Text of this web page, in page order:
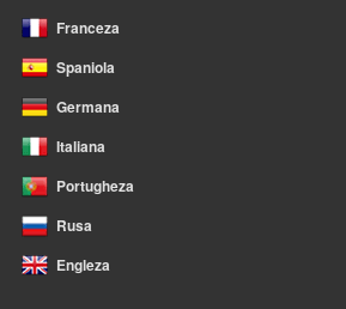
Franceza
Spaniola
Germana
Italiana
Portugheza
Rusa
Engleza